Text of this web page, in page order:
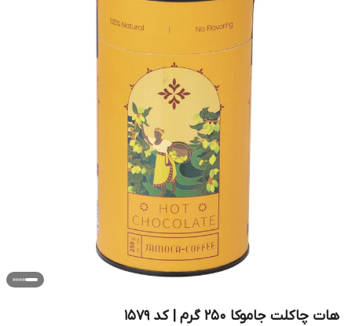
هات چاکلت جاموکا 250 گرم | کد 1579